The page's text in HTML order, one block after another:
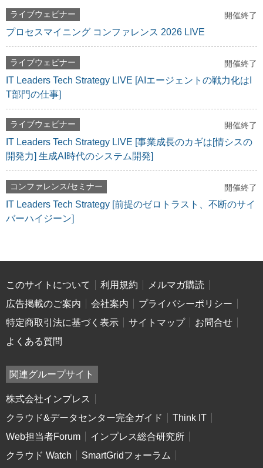
ライブウェビナー 開催終了
プロセスマイニング コンファレンス 2026 LIVE
ライブウェビナー 開催終了
IT Leaders Tech Strategy LIVE [AIエージェントの戦力化はI
T部門の仕事]
ライブウェビナー 開催終了
IT Leaders Tech Strategy LIVE [事業成長のカギは[情シスの
開発力] 生成AI時代のシステム開発]
コンファレンス/セミナー 開催終了
IT Leaders Tech Strategy [前提のゼロトラスト、不断のサイ
バーハイジーン]
このサイトについて 利用規約
メルマガ購読
広告掲載のご案内
会社案内
プライバシーポリシー
特定商取引法に基づく表示
サイトマップ
お問合せ
よくある質問
関連グループサイト
株式会社インプレス
クラウド&データセンター完全ガイド
Think IT
Web担当者Forum
インプレス総合研究所
クラウド Watch
SmartGridフォーラム